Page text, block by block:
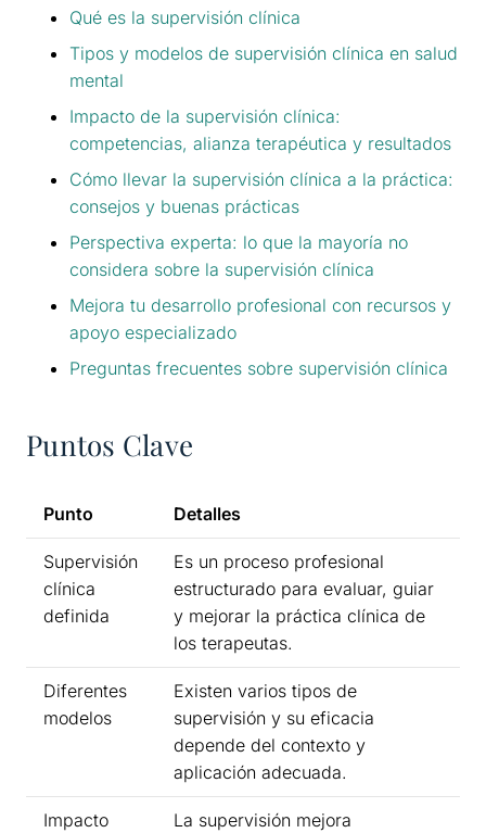
Qué es la supervisión clínica
Tipos y modelos de supervisión clínica en salud
mental
Impacto de la supervisión clínica:
competencias, alianza terapéutica y resultados
Cómo llevar la supervisión clínica a la práctica:
consejos y buenas prácticas
Perspectiva experta: lo que la mayoría no
considera sobre la supervisión clínica
Mejora tu desarrollo profesional con recursos y
apoyo especializado
Preguntas frecuentes sobre supervisión clínica
Puntos Clave
Punto Detalles
Supervisión
clínica
definida
Es un proceso profesional
estructurado para evaluar, guiar
y mejorar la práctica clínica de
los terapeutas.
Diferentes
modelos
Existen varios tipos de
supervisión y su eficacia
depende del contexto y
aplicación adecuada.
Impacto
La supervisión mejora